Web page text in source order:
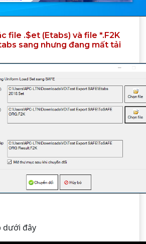
file .$et (Etabs) và file *.F2K
sang nhưng đang mất tải
dưới đây